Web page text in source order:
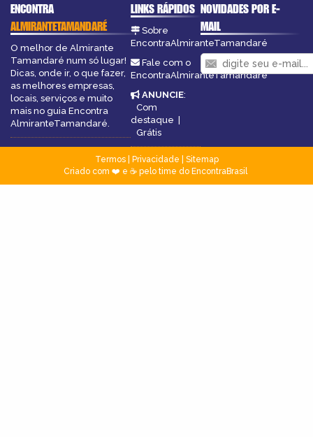
ENCONTRA
ALMIRANTETAMANDARÉ
O melhor de Almirante
Tamandaré num só lugar!
Dicas, onde ir, o que fazer,
as melhores empresas,
locais, serviços e muito
mais no guia Encontra
AlmiranteTamandaré.
LINKS RÁPIDOS
Sobre
EncontraAlmiranteTamandaré
Fale com o
EncontraAlmiranteTamandaré
ANUNCIE:
Com
destaque |
Grátis
NOVIDADES POR E-
MAIL
Termos| Privacidade
Sitemap
Criado com ❤️ e ☕ pelo time do EncontraBrasil